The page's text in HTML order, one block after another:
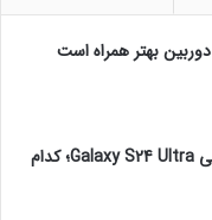
بررسی رنگ بندی گوشی Galaxy S24 Ultra؛ کدام